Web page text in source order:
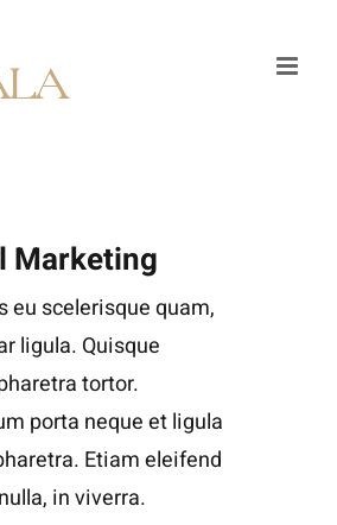
Marketing
eu scelerisque quam,
ligula. Quisque
tortor.
porta neque et ligula
Etiam eleifend
in viverra.